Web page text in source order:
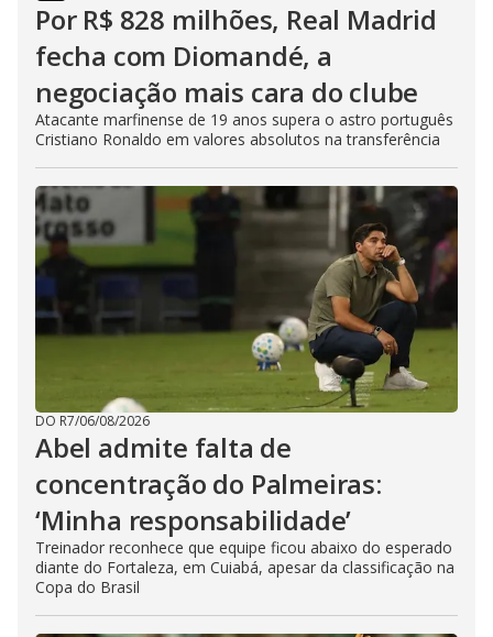
Por R$ 828 milhões, Real Madrid
fecha com Diomandé, a
negociação mais cara do clube
Atacante marfinense de 19 anos supera o astro português
Cristiano Ronaldo em valores absolutos na transferência
DO R7/06/08/2026
Abel admite falta de
concentração do Palmeiras:
‘Minha responsabilidade’
Treinador reconhece que equipe ficou abaixo do esperado
diante do Fortaleza, em Cuiabá, apesar da classificação na
Copa do Brasil